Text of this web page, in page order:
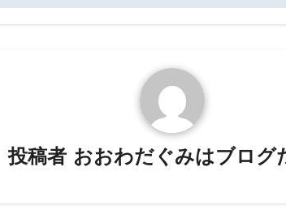
投稿者 おおわだぐみはブログ